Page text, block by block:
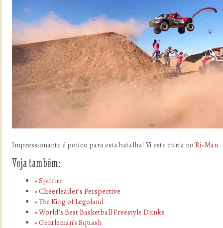
Impressionante é pouco para esta batalha! Vi este curta no Ri-Man.
Veja também:
Spitfire
Cheerleader’s Perspective
The King of Legoland
World’s Best Basketball Freestyle Dunks
Gentleman’s Squash